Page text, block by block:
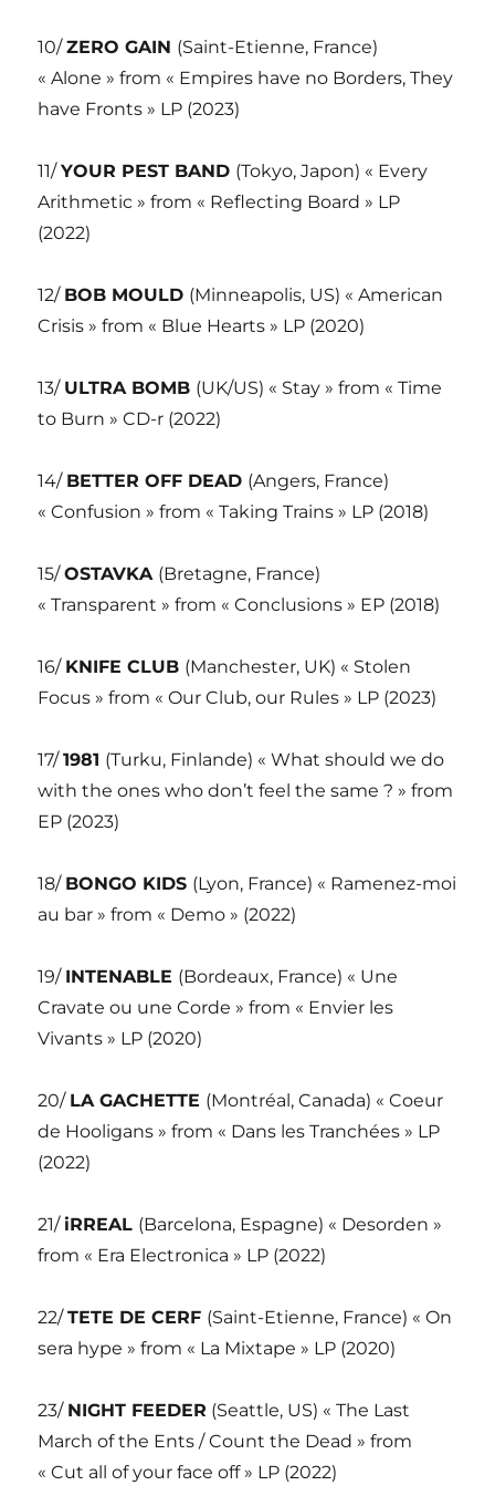
10/ZERO GAIN (Saint-Etienne, France)
« Alone » from « Empires have no Borders, They
have Fronts » LP (2023)
11/YOUR PEST BAND (Tokyo, Japon) « Every
Arithmetic » from « Reflecting Board » LP
(2022)
12/ BOB MOULD (Minneapolis, US) « American
Crisis » from « Blue Hearts » LP (2020)
13/ ULTRA BOMB (UK/US) « Stay » from « Time
to Burn » CD-r (2022)
14/ BETTER OFF DEAD (Angers, France)
« Confusion » from « Taking Trains » LP (2018)
15/OSTAVKA (Bretagne, France)
« Transparent » from « Conclusions » EP (2018)
16/ KNIFE CLUB (Manchester, UK) « Stolen
Focus » from « Our Club, our Rules » LP (2023)
17/1981 (Turku, Finlande) « What should we do
with the ones who don’t feel the same ? » from
EP (2023)
18/ BONGO KIDS (Lyon, France) « Ramenez-moi
au bar » from « Demo » (2022)
19/ INTENABLE (Bordeaux, France) « Une
Cravate ou une Corde » from « Envier les
Vivants » LP (2020)
20/ LA GACHETTE (Montréal, Canada) « Coeur
de Hooligans » from « Dans les Tranchées » LP
(2022)
21/ iRREAL (Barcelona, Espagne) « Desorden »
from « Era Electronica » LP (2022)
22/TETE DE CERF (Saint-Etienne, France) « On
sera hype » from « La Mixtape » LP (2020)
23/ NIGHT FEEDER (Seattle, US) « The Last
March of the Ents / Count the Dead » from
« Cut all of your face off » LP (2022)